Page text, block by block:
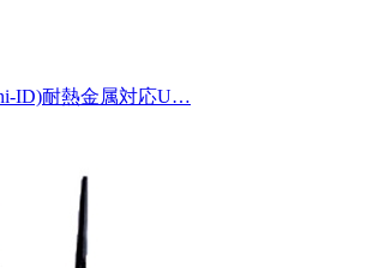
ID)耐熱金属対応U…